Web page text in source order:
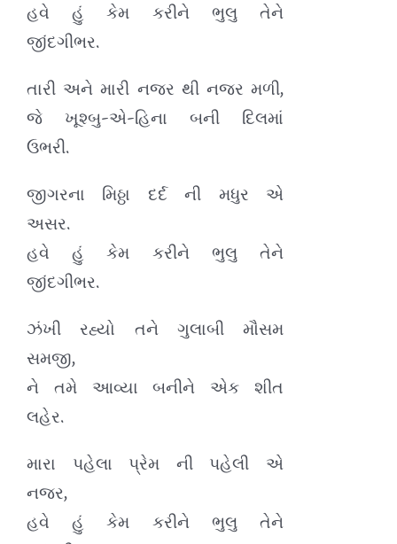
હવે હું કેમ કરીને ભુલુ તેને
જીંદગીભર.
તારી અને મારી નજર થી નજર મળી,
જે ખૂશ્બુ-એ-હિના બની દિલમાં
ઉભરી.
જીગરના મિઠ્ઠા દર્દ ની મધુર એ
અસર.
હવે હું કેમ કરીને ભુલુ તેને
જીંદગીભર.
ઝંખી રહ્યો તને ગુલાબી મૌસમ
સમજી,
ને તમે આવ્યા બનીને એક શીત
લહેર.
મારા પહેલા પ્રેમ ની પહેલી એ
નજર,
હવે હું કેમ કરીને ભુલુ તેને